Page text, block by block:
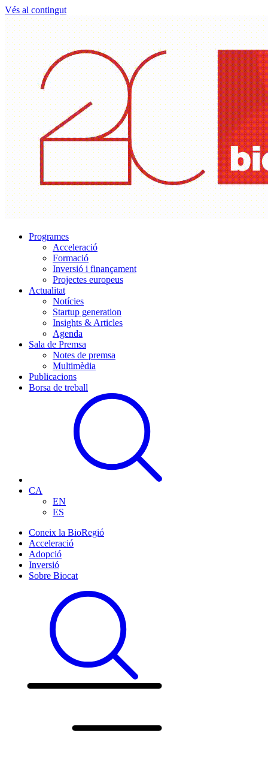
Vés al contingut
Programes
Acceleració
Formació
Inversió i finançament
Projectes europeus
Actualitat
Notícies
Startup generation
Insights & Articles
Agenda
Sala de Premsa
Notes de premsa
Multimèdia
Publicacions
Borsa de treball
CA
EN
ES
Coneix la BioRegió
Acceleració
Adopció
Inversió
Sobre Biocat